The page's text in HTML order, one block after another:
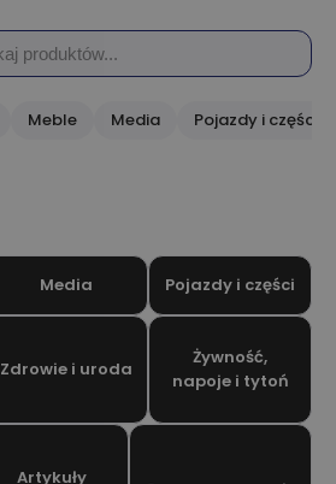
Meble Media Pojazdy i części
Media Pojazdy i części
Zdrowie i uroda
Żywność,
napoje i tytoń
Artykuły